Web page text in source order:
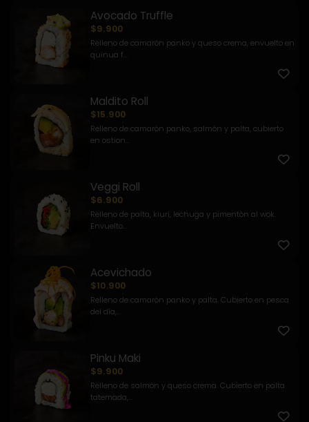
Avocado Truffle
$9.900
Relleno de camarón panko y queso crema, envuelto en
quinua f...
Maldito Roll
$15.900
Relleno de camarón panko, salmón y palta, cubierto
en ostion...
Veggi Roll
$6.900
Relleno de palta, kiuri, lechuga y pimentón al wok.
Envuelto...
Acevichado
$10.900
Relleno de camarón panko y palta. Cubierto en pesca
del día,...
Pinku Maki
$9.900
Relleno de salmón y queso crema. Cubierto en palta
tatemada,...